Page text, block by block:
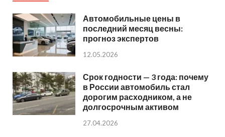
Автомобильные цены в
последний месяц весны:
прогноз экспертов
12.05.2026
Срок годности — 3 года: почему
в России автомобиль стал
дорогим расходником, а не
долгосрочным активом
27.04.2026